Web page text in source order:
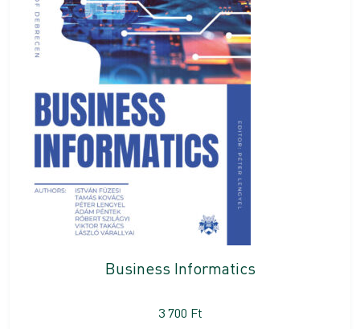
Business Informatics
3 700 Ft